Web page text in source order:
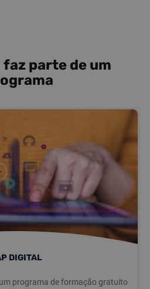
parte de um
DIGITAL
programa de formação gratuito